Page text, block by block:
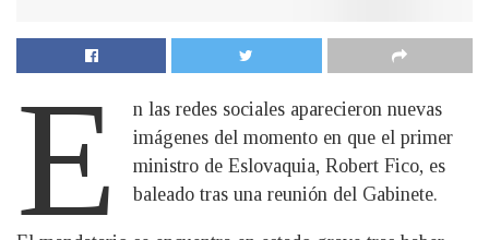
E
n las redes sociales aparecieron nuevas
imágenes del momento en que el primer
ministro de Eslovaquia, Robert Fico, es
baleado tras una reunión del Gabinete.